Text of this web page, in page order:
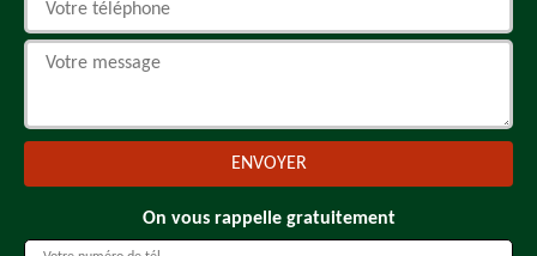
On vous rappelle gratuitement